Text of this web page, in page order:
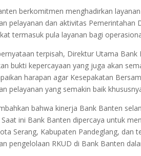
berkomitmen menghadirkan
pelayanan dan aktivitas Pemerintahan
termasuk pula layanan bagi
terpisah, Direktur Utama
bukti kepercayaan yang juga akan
harapan agar Kesepakatan
pelayanan yang semakin baik
bahwa kinerja Bank Banten
ini Bank Banten dipercaya untuk
Serang, Kabupaten Pandeglang, dan
pengelolaan RKUD di Bank Banten